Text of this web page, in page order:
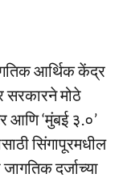
आर्थिक केंद्र
सरकारने मोठे
‘मुंबई ३.०’
सिंगापूरमधील
दर्जाच्या